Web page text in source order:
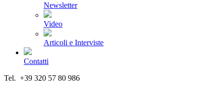
Newsletter
Video
Articoli e Interviste
Contatti
Tel. +39 320 57 80 986